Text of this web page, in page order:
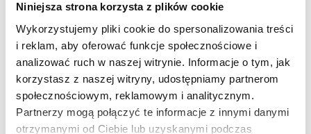
Niniejsza strona korzysta z plików cookie
Wykorzystujemy pliki cookie do spersonalizowania treści
i reklam, aby oferować funkcje społecznościowe i
analizować ruch w naszej witrynie. Informacje o tym, jak
korzystasz z naszej witryny, udostępniamy partnerom
społecznościowym, reklamowym i analitycznym.
Partnerzy mogą połączyć te informacje z innymi danymi
otrzymanymi od Ciebie lub uzyskanymi podczas